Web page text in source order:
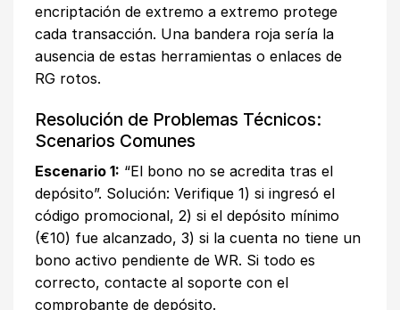
encriptación de extremo a extremo protege
cada transacción. Una bandera roja sería la
ausencia de estas herramientas o enlaces de
RG rotos.
Resolución de Problemas Técnicos:
Scenarios Comunes
Escenario 1: “El bono no se acredita tras el
depósito”. Solución: Verifique 1) si ingresó el
código promocional, 2) si el depósito mínimo
(€10) fue alcanzado, 3) si la cuenta no tiene un
bono activo pendiente de WR. Si todo es
correcto, contacte al soporte con el
comprobante de depósito.